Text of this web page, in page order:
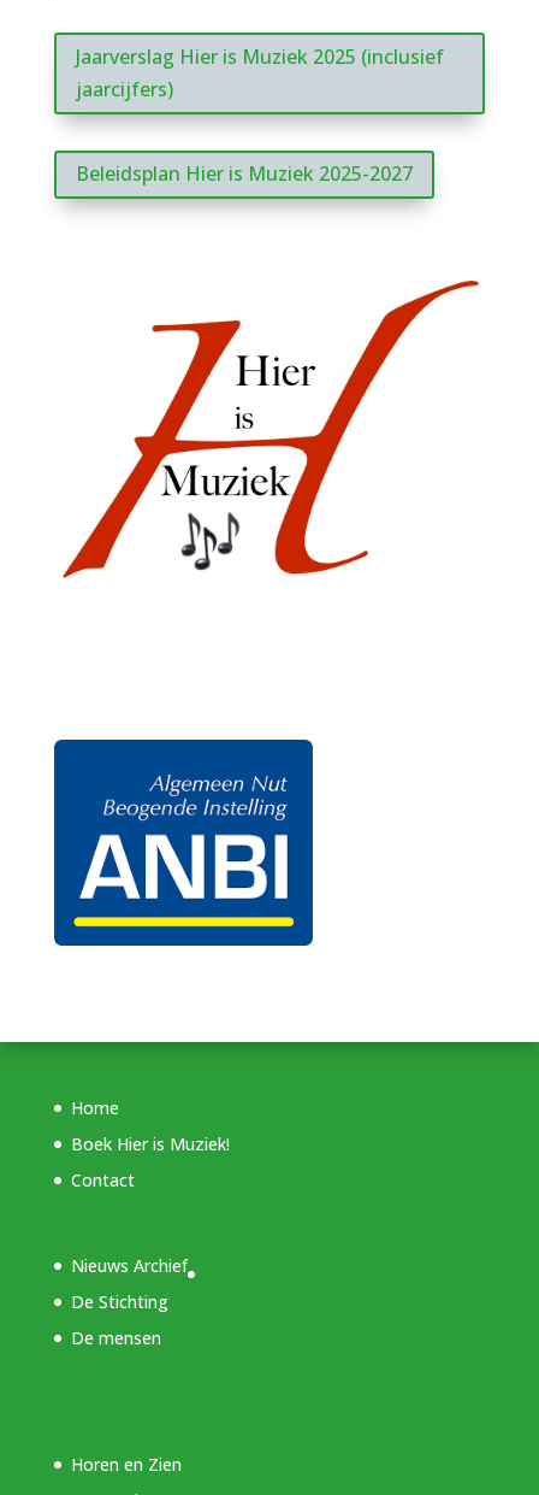
Jaarverslag Hier is Muziek 2025 (inclusief
jaarcijfers)
Beleidsplan Hier is Muziek 2025-2027
Home
Boek Hier is Muziek!
Contact
Nieuws Archief
De Stichting
De mensen
Horen en Zien